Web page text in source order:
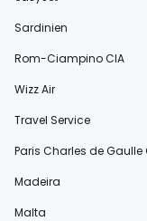
Sardinien
Rom-Ciampino CIA
Wizz Air
Travel Service
Paris Charles de Gaulle
Madeira
Malta